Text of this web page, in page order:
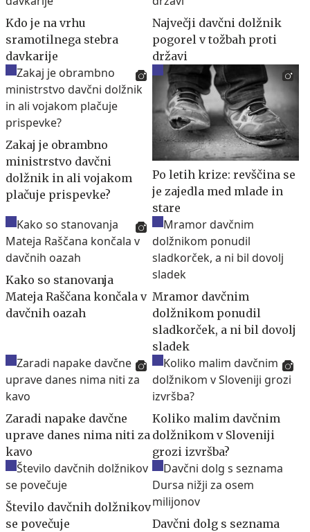
Kdo je na vrhu
sramotilnega stebra
davkarije
Največji davčni dolžnik
pogorel v tožbah proti
državi
Zakaj je obrambno
ministrstvo davčni
dolžnik in ali vojakom
plačuje prispevke?
Po letih krize: revščina se
je zajedla med mlade in
stare
Kako so stanovanja
Mateja Raščana končala v
davčnih oazah
Mramor davčnim
dolžnikom ponudil
sladkorček, a ni bil dovolj
sladek
Zaradi napake davčne
uprave danes nima niti za
kavo
Koliko malim davčnim
dolžnikom v Sloveniji
grozi izvršba?
Število davčnih dolžnikov
se povečuje
Davčni dolg s seznama